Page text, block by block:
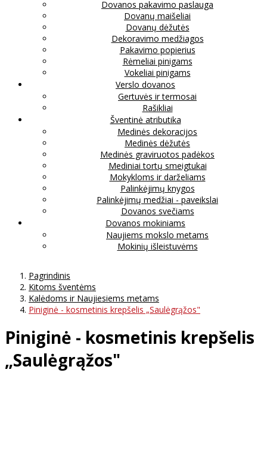
Dovanos pakavimo paslauga
Dovanų maišeliai
Dovanų dėžutės
Dekoravimo medžiagos
Pakavimo popierius
Rėmeliai pinigams
Vokeliai pinigams
Verslo dovanos
Gertuvės ir termosai
Rašikliai
Šventinė atributika
Medinės dekoracijos
Medinės dėžutės
Medinės graviruotos padėkos
Mediniai tortų smeigtukai
Mokykloms ir darželiams
Palinkėjimų knygos
Palinkėjimų medžiai - paveikslai
Dovanos svečiams
Dovanos mokiniams
Naujiems mokslo metams
Mokinių išleistuvėms
Pagrindinis
Kitoms šventėms
Kalėdoms ir Naujiesiems metams
Piniginė - kosmetinis krepšelis „Saulėgrąžos"
Piniginė - kosmetinis krepšelis
„Saulėgrąžos"